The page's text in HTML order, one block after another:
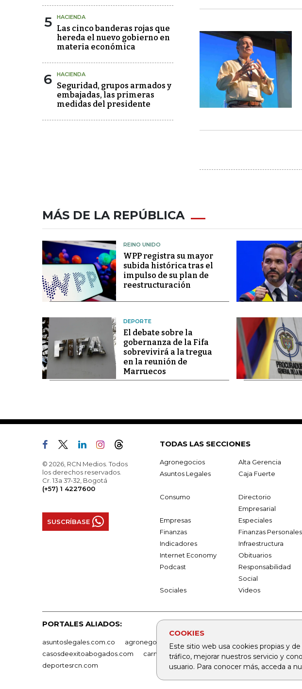
COOKIES
Este sitio web usa cookies propias y
tráfico, mejorar nuestros servicio y
usuario. Para conocer más, acceda a
5 HACIENDA
Las cinco banderas rojas que
hereda el nuevo gobierno en
materia económica
6 HACIENDA
Seguridad, grupos armados y
embajadas, las primeras
medidas del presidente
MÁS DE LA REPÚBLICA
REINO UNIDO
WPP registra su mayor
subida histórica tras el
impulso de su plan de
reestructuración
DEPORTE
El debate sobre la
gobernanza de la Fifa
sobrevivirá a la tregua
en la reunión de
Marruecos
© 2026, RCN Medios. Todos
los derechos reservados.
Cr. 13a 37-32, Bogotá
(+57) 1 4227600
SUSCRÍBASE
TODAS LAS SECCIONES
Agronegocios Alta Gerencia
Asuntos Legales
Caja Fuerte
Consumo
Directorio
Empresarial
Empresas Especiales
Finanzas
Finanzas Personales
Indicadores
Infraestructura
Internet Economy
Obituarios
Podcast
Responsabilidad
Social
Sociales Videos
PORTALES ALIADOS:
asuntoslegales.com.co agronegocios.co empresas.larepublica.co
casosdeexitoabogados.com
carnavalindustriacultural.com canalrcn.com
deportesrcn.com